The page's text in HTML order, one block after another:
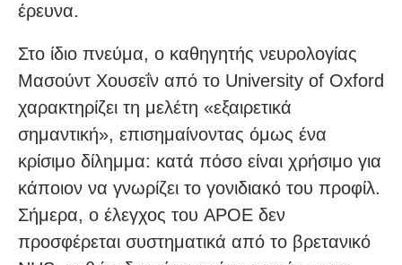
έρευνα.
Στο ίδιο πνεύμα, ο καθηγητής νευρολογίας
Μασούντ Χουσεΐν από το University of Oxford
χαρακτηρίζει τη μελέτη «εξαιρετικά
σημαντική», επισημαίνοντας όμως ένα
κρίσιμο δίλημμα: κατά πόσο είναι χρήσιμο για
κάποιον να γνωρίζει το γονιδιακό του προφίλ.
Σήμερα, ο έλεγχος του APOE δεν
προσφέρεται συστηματικά από το βρετανικό